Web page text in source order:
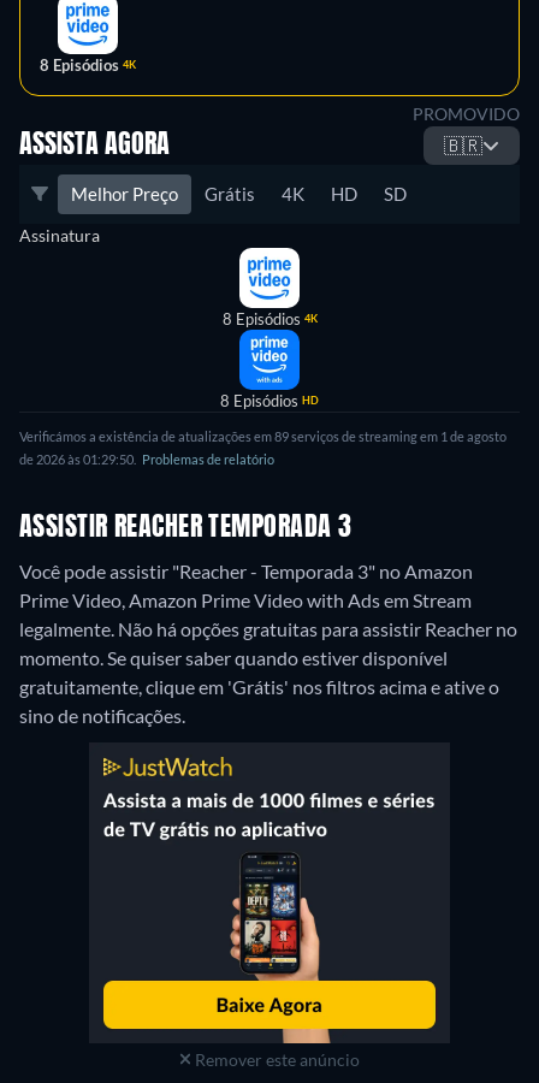
8 Episódios 4K
PROMOVIDO
ASSISTA AGORA 🇧🇷
Melhor Preço Grátis 4K HD SD
Assinatura
8 Episódios 4K
8 Episódios HD
Verificámos a existência de atualizações em 89 serviços de streaming em 1 de agosto
de 2026 às 01:29:50.
Problemas de relatório
ASSISTIR REACHER TEMPORADA 3
Você pode assistir "Reacher - Temporada 3" no Amazon
Prime Video, Amazon Prime Video with Ads em Stream
legalmente. Não há opções gratuitas para assistir Reacher no
momento. Se quiser saber quando estiver disponível
gratuitamente, clique em 'Grátis' nos filtros acima e ative o
sino de notificações.
Remover este anúncio